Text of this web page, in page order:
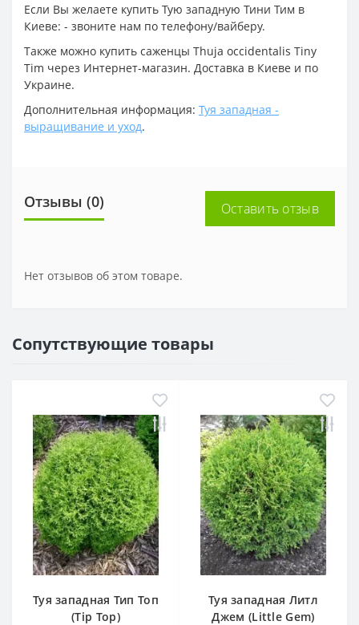
Если Вы желаете купить Тую западную Тини Тим в
Киеве: - звоните нам по телефону/вайберу.
Также можно купить саженцы Thuja occidentalis Tiny
Tim через Интернет-магазин. Доставка в Киеве и по
Украине.
Дополнительная информация: Туя западная -
выращивание и уход.
Отзывы (0) Оставить отзыв
Нет отзывов об этом товаре.
Сопутствующие товары
Туя западная Тип Топ
(Tip Top)
Туя западная Литл
Джем (Little Gem)